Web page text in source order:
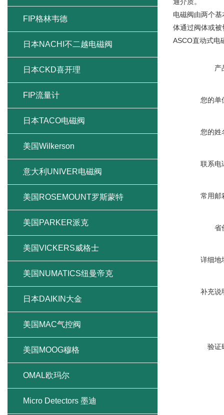
电磁阀由两个
体通过阀体或
ASCO直动式电
产
您的单
您的姓
联系电
常用邮
省
详细地
补充说
验证
FIP格林韦德
日本NACHI不二越电磁阀
日本CKD喜开理
FIP流量计
日本TACO电磁阀
美国Wilkerson
意大利UNIVER电磁阀
美国ROSEMOUNT罗斯蒙特
美国PARKER派克
美国VICKERS威格士
美国NUMATICS纽曼帝克
日本DAIKIN大金
美国MAC气控阀
美国MOOG穆格
OMAL欧玛尔
Micro Detectors 墨迪